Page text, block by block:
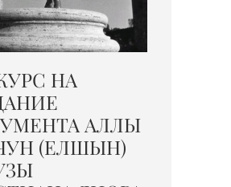
НА
АЛЛЫ
(ЕЛШЫН)